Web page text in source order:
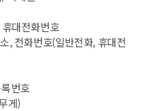
대전화번호
, 전화번호(일반전화, 휴대전
번호
게)